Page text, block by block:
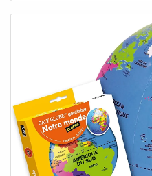
problèmes. Ce puzzle est
de matériaux recyclés.
66 x